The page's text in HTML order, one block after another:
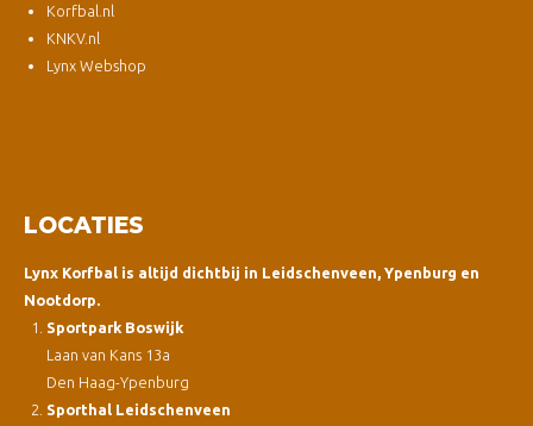
Korfbal.nl
KNKV.nl
Lynx Webshop
LOCATIES
Lynx Korfbal is altijd dichtbij in Leidschenveen, Ypenburg en
Nootdorp.
Sportpark Boswijk
Laan van Kans 13a
Den Haag-Ypenburg
Sporthal Leidschenveen